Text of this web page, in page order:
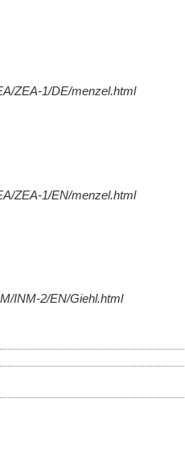
ZEA-1/DE/menzel.html
ZEA-1/EN/menzel.html
INM-2/EN/Giehl.html